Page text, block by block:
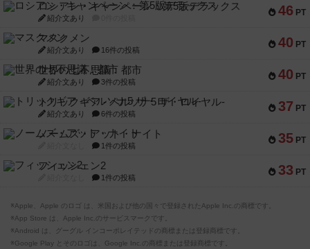
46 PT
ロシアン・キャンペーン：第5版デラックス
紹介文あり
40 PT
マスクメン
紹介文あり 16件の投稿
40 PT
世界の七不思議：都市
紹介文あり 3件の投稿
37 PT
トリックギア - ペルソナ5 ザ・ロイヤル-
紹介文あり 6件の投稿
35 PT
ノームズ・アット・ナイト
1件の投稿
33 PT
フィッシェン2
1件の投稿
※Apple、Apple のロゴ は、米国および他の国々で登録されたApple Inc.の商標です。
※App Store は、Apple Inc.のサービスマークです。
※Android は、グーグル インコーポレイテッドの商標または登録商標です。
※Google Play とそのロゴは、Google Inc.の商標または登録商標です。